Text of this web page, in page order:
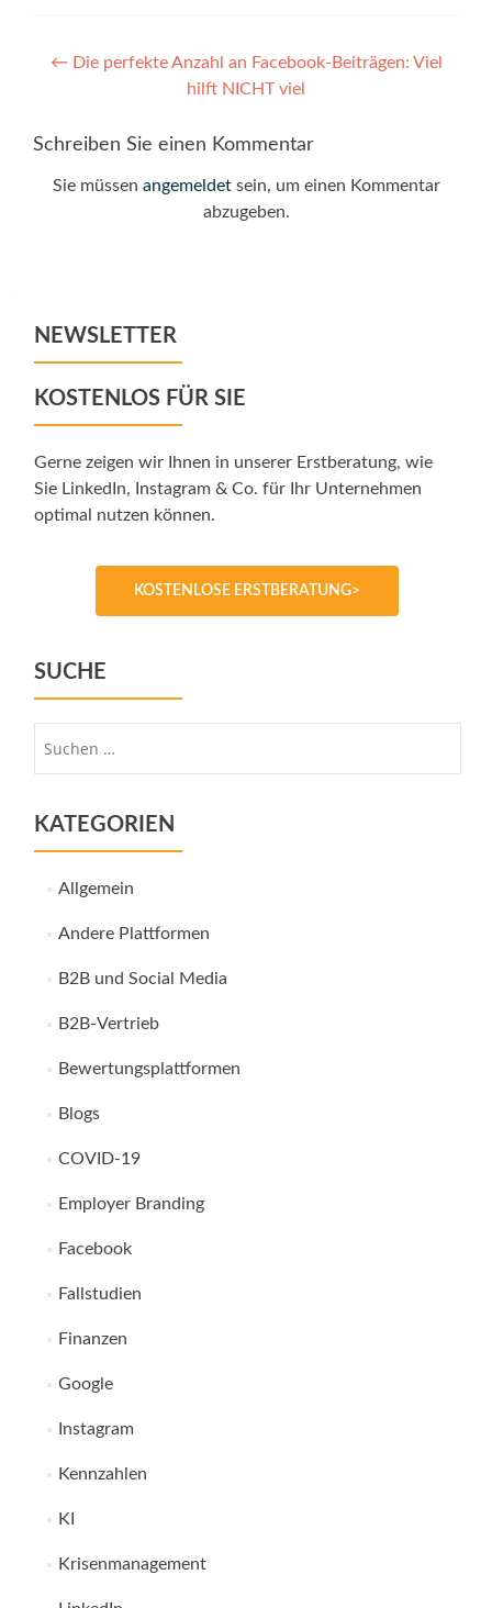
Post
← Die perfekte Anzahl an Facebook-Beiträgen: Viel
hilft NICHT viel
Schreiben Sie einen Kommentar
Sie müssen angemeldetsein, um einen Kommentar
abzugeben.
NEWSLETTER
KOSTENLOS FÜR SIE
Gerne zeigen wir Ihnen in unserer Erstberatung, wie
Sie LinkedIn, Instagram & Co. für Ihr Unternehmen
optimal nutzen können.
KOSTENLOSE ERSTBERATUNG>
SUCHE
KATEGORIEN
Allgemein
Andere Plattformen
B2B und Social Media
B2B-Vertrieb
Bewertungsplattformen
Blogs
COVID-19
Employer Branding
Facebook
Fallstudien
Finanzen
Google
Instagram
Kennzahlen
KI
Krisenmanagement